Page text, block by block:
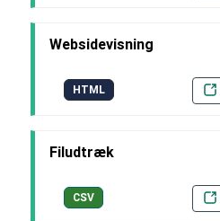
Websidevisning
HTML
Filudtræk
CSV